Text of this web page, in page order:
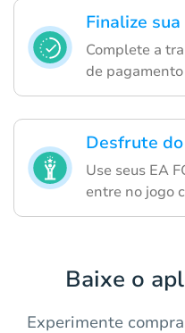
Finalize
Complete a
de
Desfrute
Use seus EA
entre no jogo
Baixe o
Experimente